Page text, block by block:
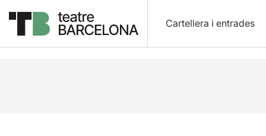
Cartellera i entrades